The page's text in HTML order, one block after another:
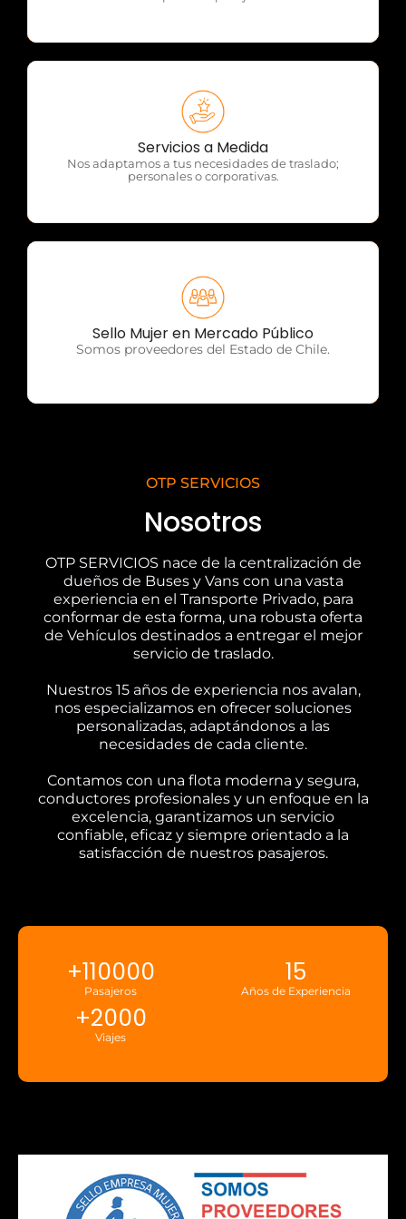
Servicios a Medida
Nos adaptamos a tus necesidades de traslado;
personales o corporativas.
OTP Servicios
Sello Mujer en Mercado Público
Somos proveedores del Estado de Chile.
OTP Servicios
OTP SERVICIOS
Nosotros
OTP SERVICIOS nace de la centralización de
dueños de Buses y Vans con una vasta
experiencia en el Transporte Privado, para
conformar de esta forma, una robusta oferta
de Vehículos destinados a entregar el mejor
servicio de traslado.
Nuestros 15 años de experiencia nos avalan,
nos especializamos en ofrecer soluciones
personalizadas, adaptándonos a las
necesidades de cada cliente.
Contamos con una flota moderna y segura,
conductores profesionales y un enfoque en la
excelencia, garantizamos un servicio
confiable, eficaz y siempre orientado a la
satisfacción de nuestros pasajeros.
Pasajeros
+110000
Años de Experiencia
15
Viajes
+2000